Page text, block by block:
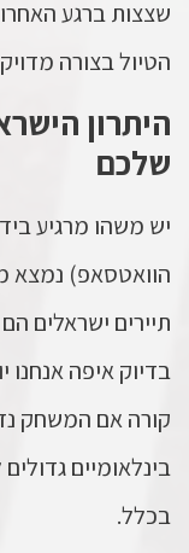
שצצות ברגע
הטיול בצורה
היתרון
שלכם
יש משהו מרגיע
הוואטסאפ) נמצא
תיירים ישראלים
בדיוק איפה
קורה אם המשחק
בינלאומיים
בכלל.